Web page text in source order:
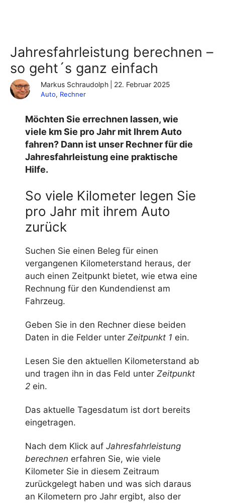
Jahresfahrleistung berechnen –
so geht´s ganz einfach
Markus Schraudolph 22. Februar 2025
Auto, Rechner
Möchten Sie errechnen lassen, wie
viele km Sie pro Jahr mit Ihrem Auto
fahren? Dann ist unser Rechner für die
Jahresfahrleistungeine praktische
Hilfe.
So viele Kilometer legen Sie
pro Jahr mit ihrem Auto
zurück
Suchen Sie einen Beleg für einen
vergangenen Kilometerstand heraus, der
auch einen Zeitpunkt bietet, wie etwa eine
Rechnung für den Kundendienst am
Fahrzeug.
Geben Sie in den Rechner diese beiden
Daten in die Felder unter Zeitpunkt 1 ein.
Lesen Sie den aktuellen Kilometerstand ab
und tragen ihn in das Feld unter Zeitpunkt
2 ein.
Das aktuelle Tagesdatum ist dort bereits
eingetragen.
Nach dem Klick auf Jahresfahrleistung
berechnen erfahren Sie, wie viele
Kilometer Sie in diesem Zeitraum
zurückgelegt haben und was sich daraus
an Kilometern pro Jahr ergibt, also der